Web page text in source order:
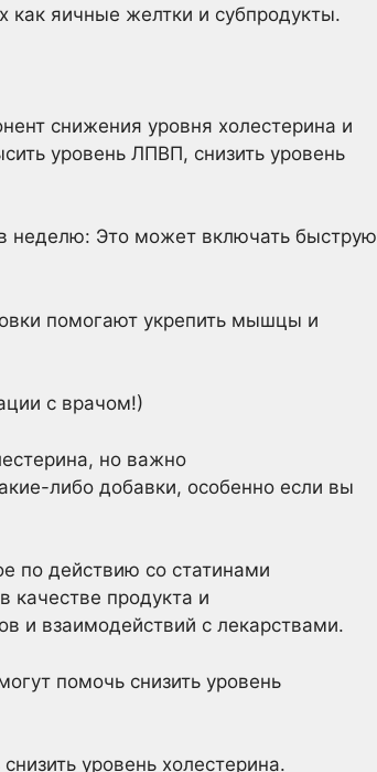
как яичные желтки и субпродукты.
снижения уровня холестерина и
уровень ЛПВП, снизить уровень
неделю: Это может включать быструю
помогают укрепить мышцы и
с врачом!)
но важно
либо добавки, особенно если вы
по действию со статинами
продукта и
и взаимодействий с лекарствами.
помочь снизить уровень
уровень холестерина.